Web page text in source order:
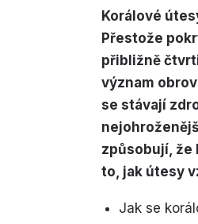
Korálové
Přestože
přibližně
význam
se stávají
způsobují, že
to, jak útesy
Jak se